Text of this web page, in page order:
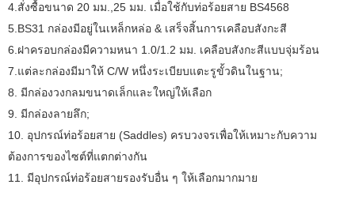
4.สั่งซื้อขนาด 20 มม.,25 มม. เมื่อใช้กับท่อร้อยสาย BS4568
5.BS31 กล่องมีอยู่ในเหล็กหล่อ & เสร็จสิ้นการเคลือบสังกะสี
6.ฝาครอบกล่องมีความหนา 1.0/1.2 มม. เคลือบสังกะสีแบบจุ่มร้อน
7.แต่ละกล่องมีมาให้ C/W หนึ่งระเบียบแตะรูขั้วดินในฐาน;
8. มีกล่องวงกลมขนาดเล็กและใหญ่ให้เลือก
9. มีกล่องลายลึก;
10. อุปกรณ์ท่อร้อยสาย (Saddles) ครบวงจรเพื่อให้เหมาะกับความ
ต้องการของไซต์ที่แตกต่างกัน
11. มีอุปกรณ์ท่อร้อยสายรองรับอื่น ๆ ให้เลือกมากมาย